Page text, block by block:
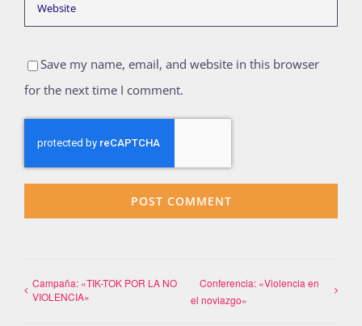
Save my name, email, and website in this browser
for the next time I comment.
Campaña: «TIK-TOK POR LA NO
VIOLENCIA»
Conferencia: «Violencia en
el noviazgo»